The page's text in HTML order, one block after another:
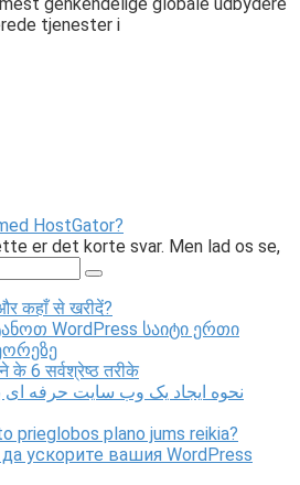
genkendelige globale udbydere
tjenester i
HostGator?
er det korte svar. Men lad os se,
कहाँ से खरीदें?
WordPress საიტი ერთი
के 6 सर्वश्रेष्ठ तरीके
نحوه ایجاد یک وب سایت حرفه ای
prieglobos plano jums reikia?
да ускорите вашия WordPress